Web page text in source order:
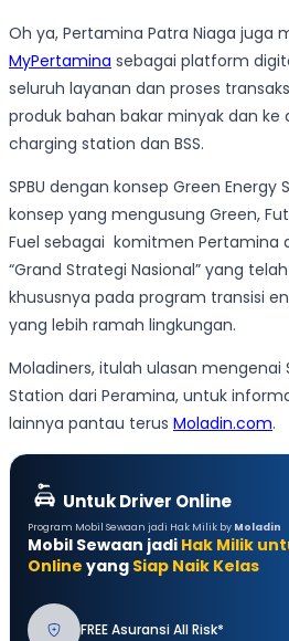
Oh ya, Pertamina Patra Niaga juga
MyPertamina sebagai platform
seluruh layanan dan proses
produk bahan bakar minyak dan ke
charging station dan BSS.
SPBU dengan konsep Green
konsep yang mengusung Green,
Fuel sebagai komitmen Pertamina
“Grand Strategi Nasional” yang
khususnya pada program transisi
yang lebih ramah lingkungan.
Moladiners, itulah ulasan mengenai
Station dari Peramina, untuk
lainnya pantau terus Moladin.com.
Untuk Driver Online
Program Mobil Sewaan jadi Hak Milik by Moladin
Mobil Sewaan jadi Hak Milik
Online yang Siap Naik Kelas
FREE Asuransi All Risk*